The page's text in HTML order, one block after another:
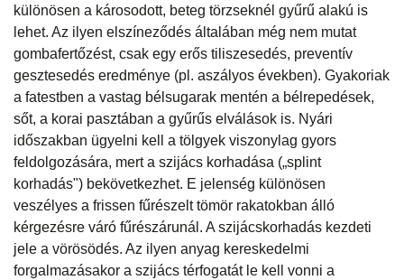
különösen a károsodott, beteg törzseknél gyűrű alakú is
lehet. Az ilyen elszíneződés általában még nem mutat
gombafertőzést, csak egy erős tiliszesedés, preventív
gesztesedés eredménye (pl. aszályos években). Gyakoriak
a fatestben a vastag bélsugarak mentén a bélrepedések,
sőt, a korai pasztában a gyűrűs elválások is. Nyári
időszakban ügyelni kell a tölgyek viszonylag gyors
feldolgozására, mert a szijács korhadása („splint
korhadás") bekövetkezhet. E jelenség különösen
veszélyes a frissen fűrészelt tömör rakatokban álló
kérgezésre váró fűrészárunál. A szijácskorhadás kezdeti
jele a vörösödés. Az ilyen anyag kereskedelmi
forgalmazásakor a szijács térfogatát le kell vonni a